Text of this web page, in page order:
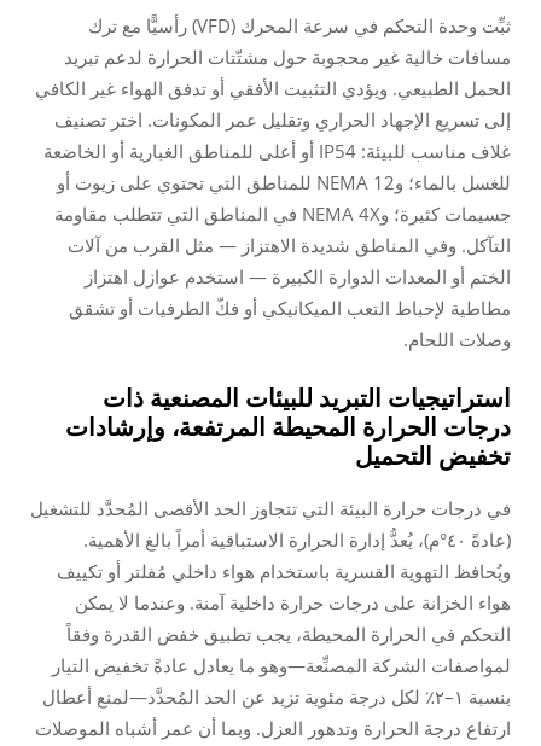
ثبِّت وحدة التحكم في سرعة المحرك (VFD) رأسيًّا مع ترك
مسافات خالية غير محجوبة حول مشتّتات الحرارة لدعم تبريد
الحمل الطبيعي. ويؤدي التثبيت الأفقي أو تدفق الهواء غير الكافي
إلى تسريع الإجهاد الحراري وتقليل عمر المكونات. اختر تصنيف
غلاف مناسب للبيئة: IP54 أو أعلى للمناطق الغبارية أو الخاضعة
للغسل بالماء؛ وNEMA 12 للمناطق التي تحتوي على زيوت أو
جسيمات كثيرة؛ وNEMA 4X في المناطق التي تتطلب مقاومة
التآكل. وفي المناطق شديدة الاهتزاز — مثل القرب من آلات
الختم أو المعدات الدوارة الكبيرة — استخدم عوازل اهتزاز
مطاطية لإحباط التعب الميكانيكي أو فكّ الطرفيات أو تشقق
وصلات اللحام.
استراتيجيات التبريد للبيئات المصنعية ذات
درجات الحرارة المحيطة المرتفعة، وإرشادات
تخفيض التحميل
في درجات حرارة البيئة التي تتجاوز الحد الأقصى المُحدَّد للتشغيل
(عادةً ٤٠°م)، يُعدُّ إدارة الحرارة الاستباقية أمراً بالغ الأهمية.
ويُحافظ التهوية القسرية باستخدام هواء داخلي مُفلتر أو تكييف
هواء الخزانة على درجات حرارة داخلية آمنة. وعندما لا يمكن
التحكم في الحرارة المحيطة، يجب تطبيق خفض القدرة وفقاً
لمواصفات الشركة المصنِّعة—وهو ما يعادل عادةً تخفيض التيار
بنسبة ١–٢٪ لكل درجة مئوية تزيد عن الحد المُحدَّد—لمنع أعطال
ارتفاع درجة الحرارة وتدهور العزل. وبما أن عمر أشباه الموصلات